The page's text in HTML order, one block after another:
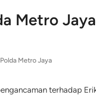
Metro Jaya
Polda Metro Jaya
terhadap